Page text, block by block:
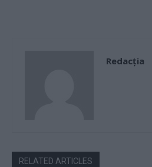
Redacţia
RELATED ARTICLES